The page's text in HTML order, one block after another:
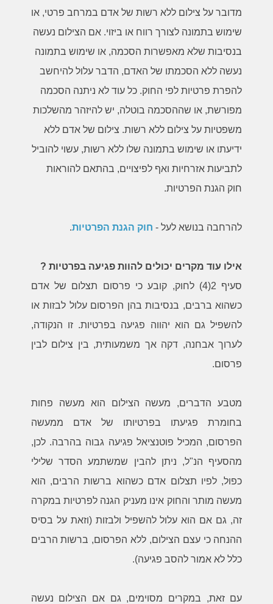
מדובר על צילום ללא רשות של אדם במרחב פרטי, או
שימוש בתמונה לצורך רווח או ביזוי. אם הצילום נעשה
בנסיבות שלא מאפשרות הסכמה, או שימוש בתמונה
נעשה ללא הסכמתו של האדם, הדבר עלול להיחשב
להפרת פרטיות לפי החוק. כל עוד לא ניתנה הסכמה
מפורשת, או שההסכמה בוטלה, יש להיזהר מהשלכות
משפטיות על צילום ללא רשות. צילום של אדם ללא
ידיעתו או שימוש בתמונה שלו ללא רשות, עשוי להוביל
לתביעות אזרחיות ואף לפיצויים, בהתאם להוראות
חוק הגנת הפרטיות.
להרחבה בנושא לעל- חוק הגנת הפרטיות.
אילו עוד מקרים יכולים להוות פגיעה בפרטיות ?
סעיף 2(4) לחוק, קובע כי פרסום תצלום של אדם
כשהוא ברבים, בנסיבות בהן הפרסום עלול לבזות או
להשפיל גם הוא יהווה פגיעה בפרטיות.זו הנקודה,
לערוך אבחנה, דקה אך משמעותית, בין צילום לבין
פרסום.
מטבע הדברים, מעשה הצילום הוא מעשה פחות
בחומרת פגיעתו בפרטיותו של אדם ממעשה
הפרסום, המכיל פוטנציאל פגיעה גבוה בהרבה. לכן,
מהסעיף הנ"ל, ניתן להבין שמשתמע הסדר שלילי
כפול, לפיו תצלום אדם כשהוא ברשות הרבים, הוא
מעשה מותר והחוק אינו מעניק הגנה לפרטיות במקרה
זה, גם אם הוא עלול להשפיל ולבזות (וזאת על בסיס
ההנחה כי עצם הצילום, ללא הפרסום, ברשות הרבים
כלל לא אמור להסב פגיעה).
עם זאת, במקרים מסוימים, גם אם הצילום נעשה